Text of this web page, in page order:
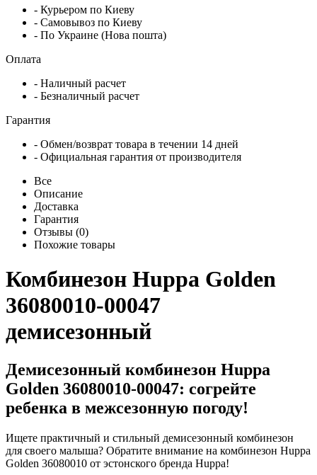
- Курьером по Киеву
- Самовывоз по Киеву
- По Украине (Нова пошта)
Оплата
- Наличный расчет
- Безналичный расчет
Гарантия
- Обмен/возврат товара в течении 14 дней
- Официальная гарантия от производителя
Все
Описание
Доставка
Гарантия
Отзывы (0)
Похожие товары
Комбинезон Huppa Golden
36080010-00047
демисезонный
Демисезонный комбинезон Huppa
Golden 36080010-00047: cогрейте
ребенка в межсезонную погоду!
Ищете практичный и стильный демисезонный комбинезон
для своего малыша? Обратите внимание на комбинезон Huppa
Golden 36080010 от эстонского бренда Huppa!